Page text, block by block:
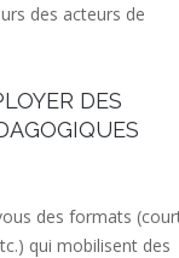
des acteurs de
DES
des formats
qui mobilisent des